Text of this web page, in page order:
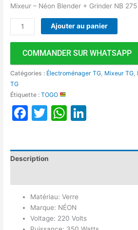
Mixeur – Néon Blender + Grinder NB 275
Ajouter au panier
COMMANDER SUR WHATSAPP
Catégories : Électroménager TG Mixeur TG
TG
Étiquette :TOGO
Facebook
TwitterWhatsApp
Description
Matériau: Verre
Marque: NÉON
Voltage: 220 Volts